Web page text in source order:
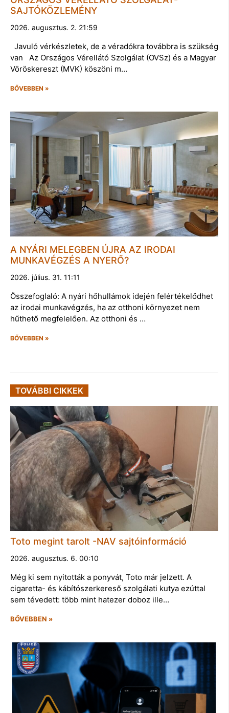
SAJTÓKÖZLEMÉNY
2026. augusztus. 2. 21:59
Javuló vérkészletek, de a véradókra továbbra is szükség
van Az Országos Vérellátó Szolgálat (OVSz) és a Magyar
Vöröskereszt (MVK) köszöni m…
BŐVEBBEN »
A NYÁRI MELEGBEN ÚJRA AZ IRODAI
MUNKAVÉGZÉS A NYERŐ?
2026. július. 31. 11:11
Összefoglaló: A nyári hőhullámok idején felértékelődhet
az irodai munkavégzés, ha az otthoni környezet nem
hűthető megfelelően. Az otthoni és …
BŐVEBBEN »
TOVÁBBI CIKKEK
Toto megint tarolt -NAV sajtóinformáció
2026. augusztus. 6. 00:10
Még ki sem nyitották a ponyvát, Toto már jelzett. A
cigaretta- és kábítószerkereső szolgálati kutya ezúttal
sem tévedett: több mint hatezer doboz ille…
BŐVEBBEN »